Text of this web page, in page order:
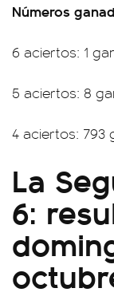
Números
6 aciertos: 1
5 aciertos: 8
4 aciertos: 793
La
6: